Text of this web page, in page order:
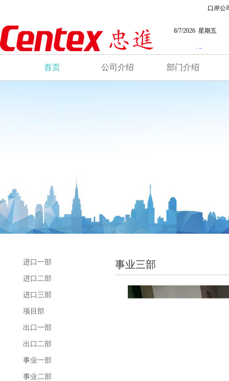
口岸公
8/7/2026 星期五
首页 公司介绍 部门介绍
进口一部
进口二部
进口三部
项目部
出口一部
出口二部
事业一部
事业二部
事业三部